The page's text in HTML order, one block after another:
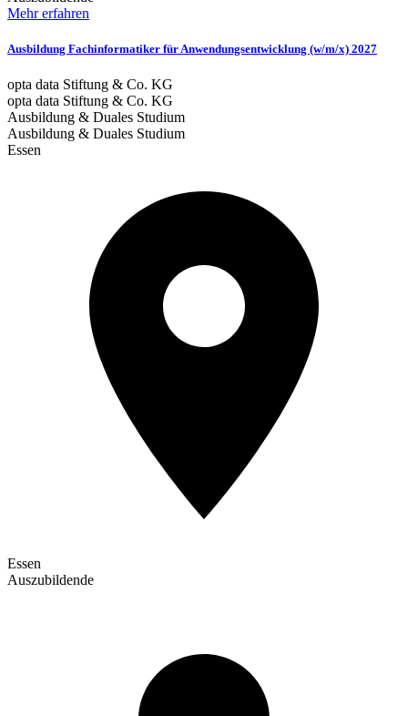
Mehr erfahren
Ausbildung Fachinformatiker für Anwendungsentwicklung (w/m/x) 2027
opta data Stiftung & Co. KG
opta data Stiftung & Co. KG
Ausbildung & Duales Studium
Ausbildung & Duales Studium
Essen
Essen
Auszubildende